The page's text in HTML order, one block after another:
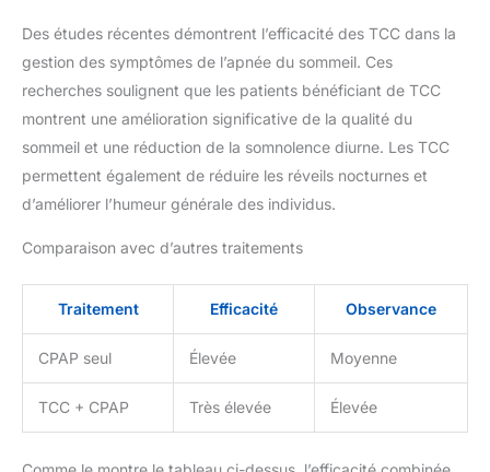
Des études récentes démontrent l’efficacité des TCC dans la
gestion des symptômes de l’apnée du sommeil. Ces
recherches soulignent que les patients bénéficiant de TCC
montrent une amélioration significative de la qualité du
sommeil et une réduction de la somnolence diurne. Les TCC
permettent également de réduire les réveils nocturnes et
d’améliorer l’humeur générale des individus.
Comparaison avec d’autres traitements
Traitement Efficacité Observance
CPAP seul Élevée Moyenne
TCC + CPAP Très élevée Élevée